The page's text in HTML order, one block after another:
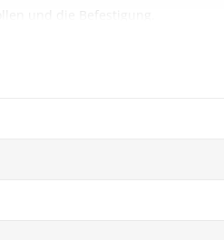
und die Befestigung.
geliefert. Kein Versand ins